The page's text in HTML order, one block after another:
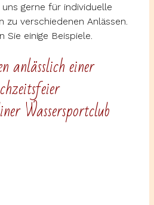
uns gerne für individuelle
zu verschiedenen Anlässen.
Sie einige Beispiele.
anlässlich einer
Wassersportclub